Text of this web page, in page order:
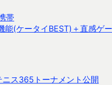
帯
能(ケータイBEST)＋直感ゲ
ニス365トーナメント公開